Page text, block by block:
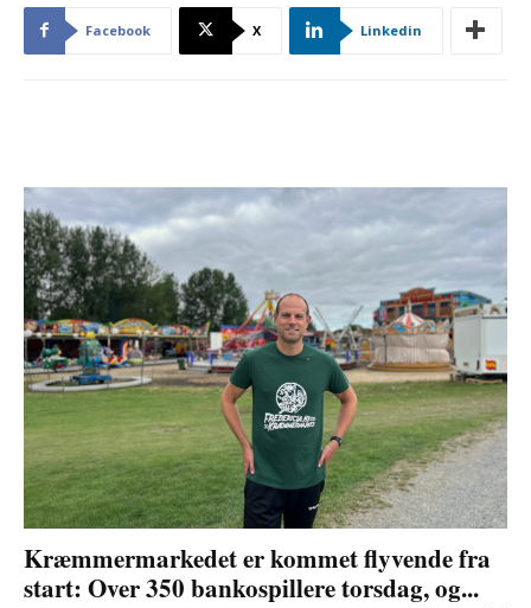
Facebook X Linkedin
Kræmmermarkedet er kommet flyvende fra
start: Over 350 bankospillere torsdag, og...